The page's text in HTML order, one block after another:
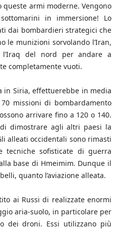
armi moderne. Vengono
in immersione! Lo
dai bombardieri strategici che
le munizioni sorvolando l’Iran,
l’Iraq del nord per andare a
completamente vuoti.
in Siria, effettuerebbe in media
missioni di bombardamento
arrivare fino a 120 o 140.
dimostrare agli altri paesi la
alleati occidentali sono rimasti
tecniche sofisticate di guerra
base di Hmeimim. Dunque il
quanto l’aviazione alleata.
ai Russi di realizzate enormi
aria-suolo, in particolare per
dei droni. Essi utilizzano più